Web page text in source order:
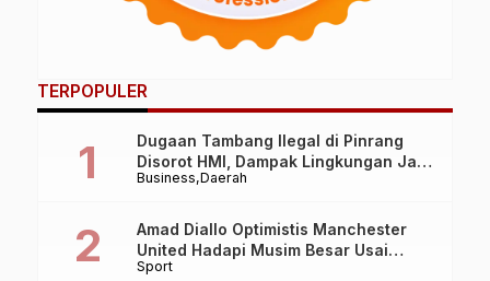
TERPOPULER
Business Daerah
Dugaan Tambang Ilegal di Pinrang
Disorot HMI, Dampak Lingkungan Jadi
Perhatian
Sport
Amad Diallo Optimistis Manchester
United Hadapi Musim Besar Usai
Imbang 1-1 Lawan PSG